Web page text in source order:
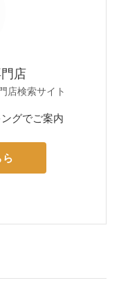
店
店検索サイト
グでご案内